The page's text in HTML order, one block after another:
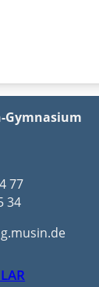
Gymnasium
77
34